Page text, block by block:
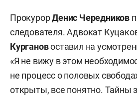
ПрокурорДенис Чередников
следователя. Адвокат
Кургановоставил на
«Я не вижу в этом
не процесс о половых
открыты, все понятно. Тайны